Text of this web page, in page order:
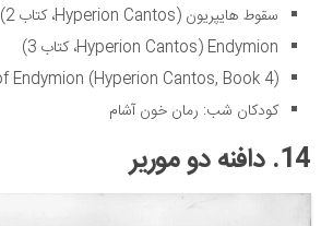
سقوط هایپریون (Hyperion Cantos، کتاب 2)
Endymion (Hyperion Cantos، کتاب 3)
Endymion (Hyperion Cantos, Book 4)
کودکان شب: رمان خون آشام
14. دافنه دو موریر